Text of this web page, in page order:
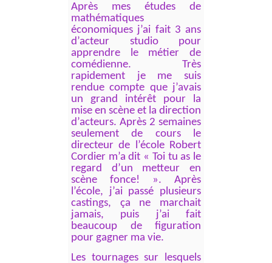
Après mes études de
mathématiques
économiques j’ai fait 3 ans
d’acteur studio pour
apprendre le métier de
comédienne. Très
rapidement je me suis
rendue compte que j’avais
un grand intérêt pour la
mise en scène et la direction
d’acteurs. Après 2 semaines
seulement de cours le
directeur de l’école Robert
Cordier m’a dit « Toi tu as le
regard d’un metteur en
scène fonce! ». Après
l’école, j’ai passé plusieurs
castings, ça ne marchait
jamais, puis j’ai fait
beaucoup de figuration
pour gagner ma vie.
Les tournages sur lesquels